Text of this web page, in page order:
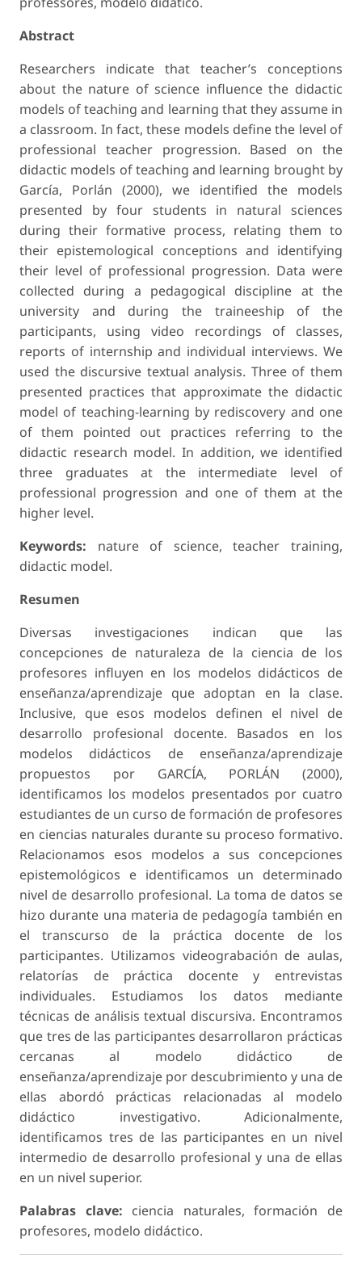
Abstract
Researchers indicate that teacher’s conceptions
about the nature of science influence the didactic
models of teaching and learning that they assume in
a classroom. In fact, these models define the level of
professional teacher progression. Based on the
didactic models of teaching and learning brought by
García, Porlán (2000), we identified the models
presented by four students in natural sciences
during their formative process, relating them to
their epistemological conceptions and identifying
their level of professional progression. Data were
collected during a pedagogical discipline at the
university and during the traineeship of the
participants, using video recordings of classes,
reports of internship and individual interviews. We
used the discursive textual analysis. Three of them
presented practices that approximate the didactic
model of teaching-learning by rediscovery and one
of them pointed out practices referring to the
didactic research model. In addition, we identified
three graduates at the intermediate level of
professional progression and one of them at the
higher level.
Keywords: nature of science, teacher training,
didactic model.
Resumen
Diversas investigaciones indican que las
concepciones de naturaleza de la ciencia de los
profesores influyen en los modelos didácticos de
enseñanza/aprendizaje que adoptan en la clase.
Inclusive, que esos modelos definen el nivel de
desarrollo profesional docente. Basados en los
modelos didácticos de enseñanza/aprendizaje
propuestos por GARCÍA, PORLÁN (2000),
identificamos los modelos presentados por cuatro
estudiantes de un curso de formación de profesores
en ciencias naturales durante su proceso formativo.
Relacionamos esos modelos a sus concepciones
epistemológicos e identificamos un determinado
nivel de desarrollo profesional. La toma de datos se
hizo durante una materia de pedagogía también en
el transcurso de la práctica docente de los
participantes. Utilizamos videograbación de aulas,
relatorías de práctica docente y entrevistas
individuales. Estudiamos los datos mediante
técnicas de análisis textual discursiva. Encontramos
que tres de las participantes desarrollaron prácticas
cercanas al modelo didáctico de
enseñanza/aprendizaje por descubrimiento y una de
ellas abordó prácticas relacionadas al modelo
didáctico investigativo. Adicionalmente,
identificamos tres de las participantes en un nivel
intermedio de desarrollo profesional y una de ellas
en un nivel superior.
Palabras clave: ciencia naturales, formación de
profesores, modelo didáctico.